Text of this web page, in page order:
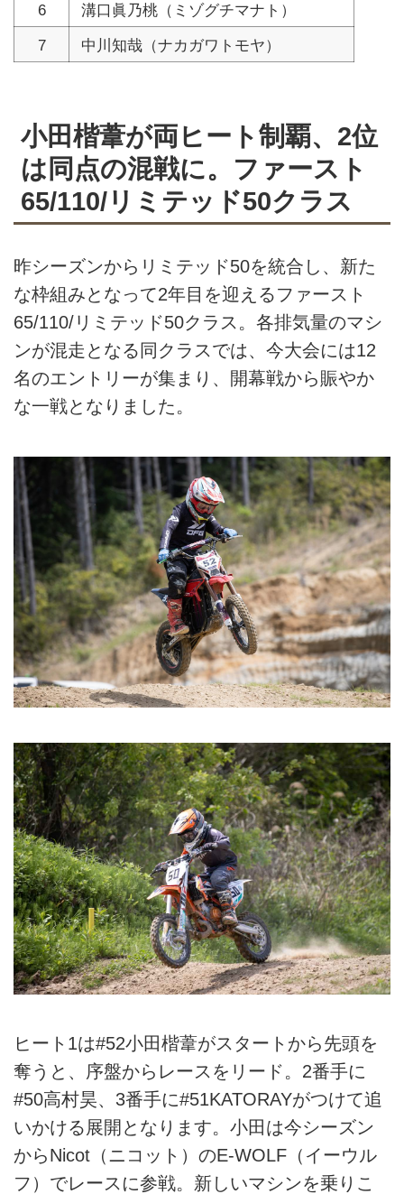
6
溝口眞乃桃（ミゾグチマナト）
7
中川知哉（ナカガワトモヤ）
小田楷葦が両ヒート制覇、2位
は同点の混戦に。ファースト
65/110/リミテッド50クラス
昨シーズンからリミテッド50を統合し、新た
な枠組みとなって2年目を迎えるファースト
65/110/リミテッド50クラス。各排気量のマシ
ンが混走となる同クラスでは、今大会には12
名のエントリーが集まり、開幕戦から賑やか
な一戦となりました。
ヒート1は#52小田楷葦がスタートから先頭を
奪うと、序盤からレースをリード。2番手に
#50高村昊、3番手に#51KATORAYがつけて追
いかける展開となります。小田は今シーズン
からNicot（ニコット）のE-WOLF（イーウル
フ）でレースに参戦。新しいマシンを乗りこ